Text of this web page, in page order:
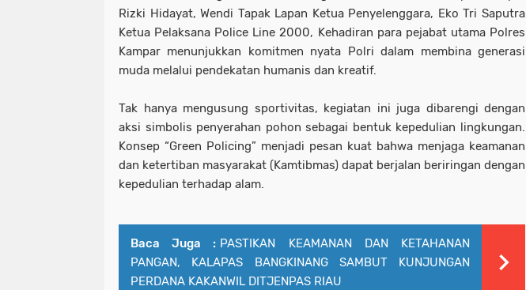
Rizki Hidayat, Wendi Tapak Lapan Ketua Penyelenggara, Eko Tri Saputra
Ketua Pelaksana Police Line 2000, Kehadiran para pejabat utama Polres
Kampar menunjukkan komitmen nyata Polri dalam membina generasi
muda melalui pendekatan humanis dan kreatif.
Tak hanya mengusung sportivitas, kegiatan ini juga dibarengi dengan
aksi simbolis penyerahan pohon sebagai bentuk kepedulian lingkungan.
Konsep “Green Policing” menjadi pesan kuat bahwa menjaga keamanan
dan ketertiban masyarakat (Kamtibmas) dapat berjalan beriringan dengan
kepedulian terhadap alam.
Baca Juga : PASTIKAN KEAMANAN DAN KETAHANAN
PANGAN, KALAPAS BANGKINANG SAMBUT KUNJUNGAN
PERDANA KAKANWIL DITJENPAS RIAU